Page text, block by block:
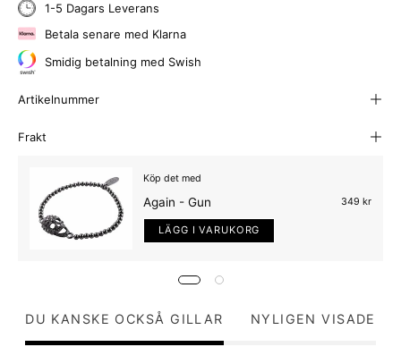
1-5 Dagars Leverans
Betala senare med Klarna
Smidig betalning med Swish
Artikelnummer
Frakt
Köp det med
Again - Gun 349 kr
LÄGG I VARUKORG
DU KANSKE OCKSÅ GILLAR NYLIGEN VISADE